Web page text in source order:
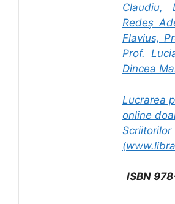
Claudiu,
Redeș
Flavius,
Prof.
Dincea
Lucrarea
online
Scriitorilor
(
ISBN